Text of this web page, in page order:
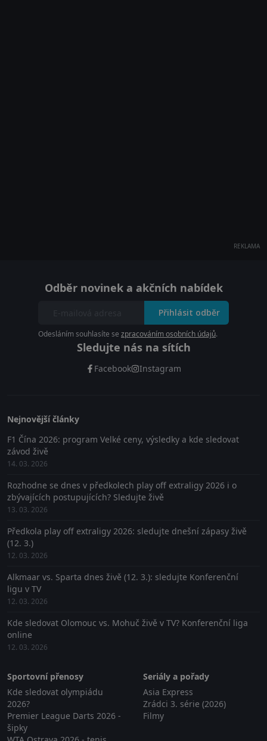
REKLAMA
Odběr novinek a akčních nabídek
Přihlásit odběr
Odesláním souhlasíte se zpracováním osobních údajů.
Sledujte nás na sítích
Facebook Instagram
Nejnovější články
F1 Čína 2026: program Velké ceny, výsledky a kde sledovat
závod živě
14. 03. 2026
Rozhodne se dnes v předkolech play off extraligy 2026 i o
zbývajících postupujících? Sledujte živě
13. 03. 2026
Předkola play off extraligy 2026: sledujte dnešní zápasy živě
(12. 3.)
12. 03. 2026
Alkmaar vs. Sparta dnes živě (12. 3.): sledujte Konferenční
ligu v TV
12. 03. 2026
Kde sledovat Olomouc vs. Mohuč živě v TV? Konferenční liga
online
12. 03. 2026
Sportovní přenosy
Kde sledovat olympiádu
2026?
Premier League Darts 2026 -
šipky
Seriály a pořady
Asia Express
Zrádci 3. série (2026)
Filmy